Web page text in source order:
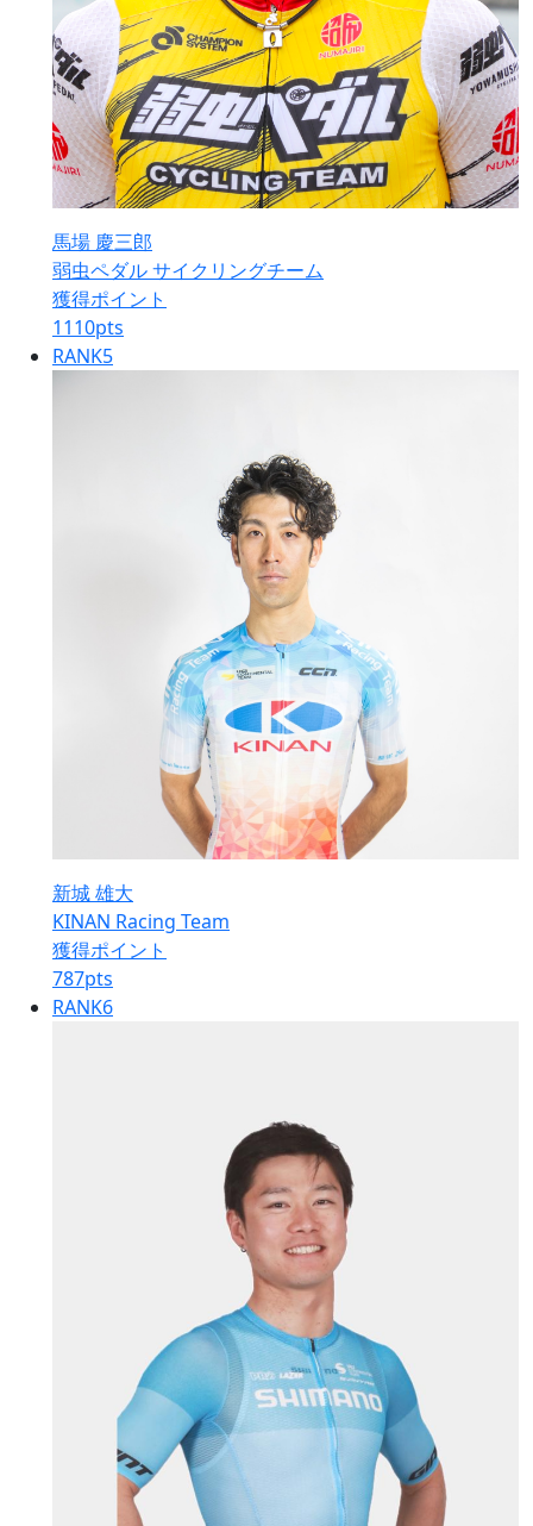
馬場 慶三郎
弱虫ペダル サイクリングチーム
獲得ポイント
1110pts
RANK5
新城 雄大
KINAN Racing Team
獲得ポイント
787pts
RANK6